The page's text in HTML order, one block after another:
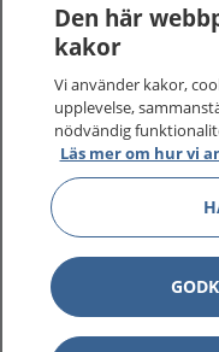
1177–tryggt
På 1177.se får du
sjukdomar och vilka
Logga in för att läsa
vårdärenden. Ring
1177 ger dig råd
Den här
kakor
Vi använder kakor,
upplevelse,
nödvändig
Läs mer om hur vi